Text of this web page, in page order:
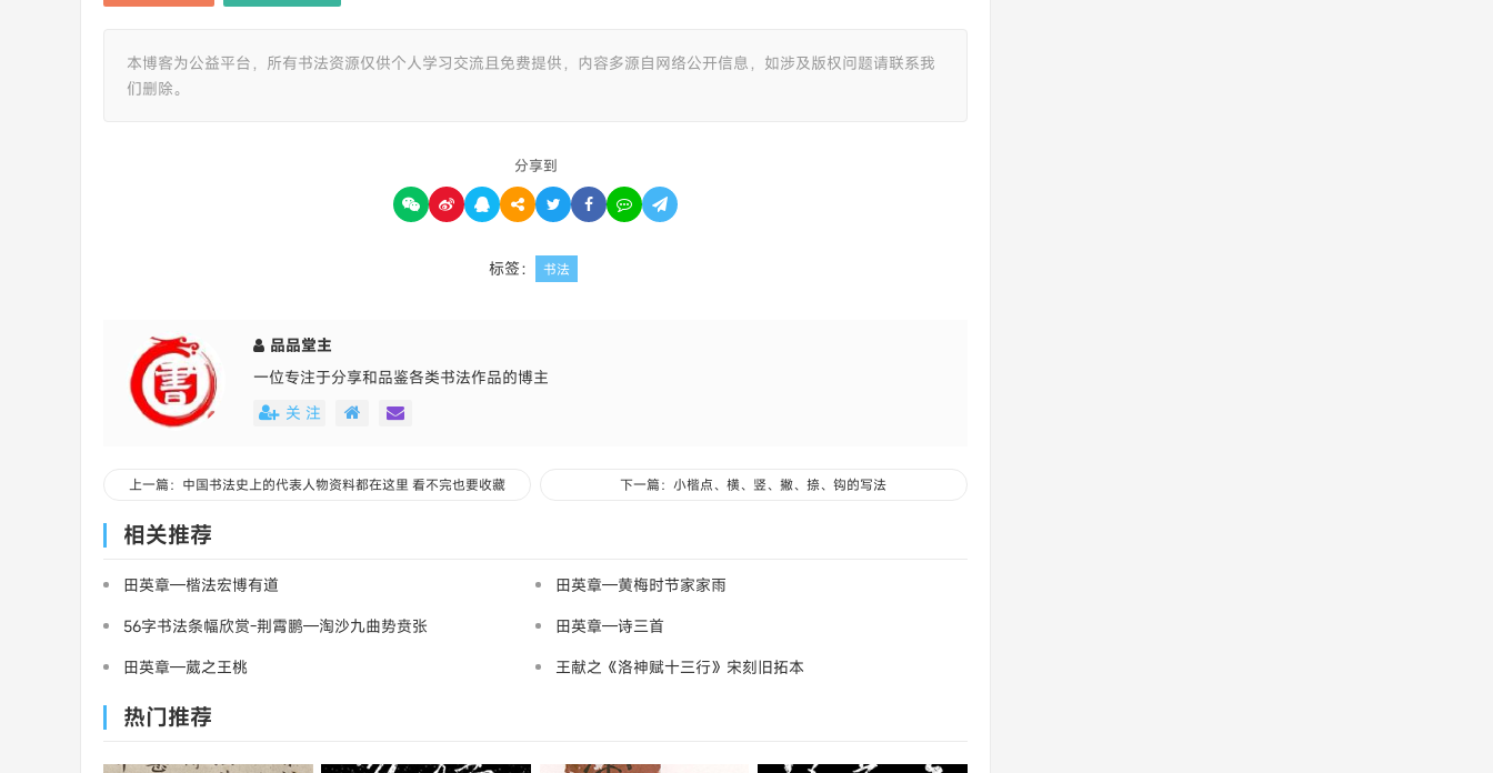
本博客为公益平台，所有书法资源仅供个人学习交流且免费提供，内容多源自网络公开信息，如涉及版权问题请联系我
们删除。
分享到
标签： 书法
品品堂主
一位专注于分享和品鉴各类书法作品的博主
关 注
上一篇：中国书法史上的代表人物资料都在这里 看不完也要收藏 下一篇：小楷点、横、竖、撇、捺、钩的写法
相关推荐
田英章—楷法宏博有道
田英章—黄梅时节家家雨
56字书法条幅欣赏-荆霄鹏—淘沙九曲势贲张
田英章—诗三首
田英章—葳之王桃
王献之《洛神赋十三行》宋刻旧拓本
热门推荐